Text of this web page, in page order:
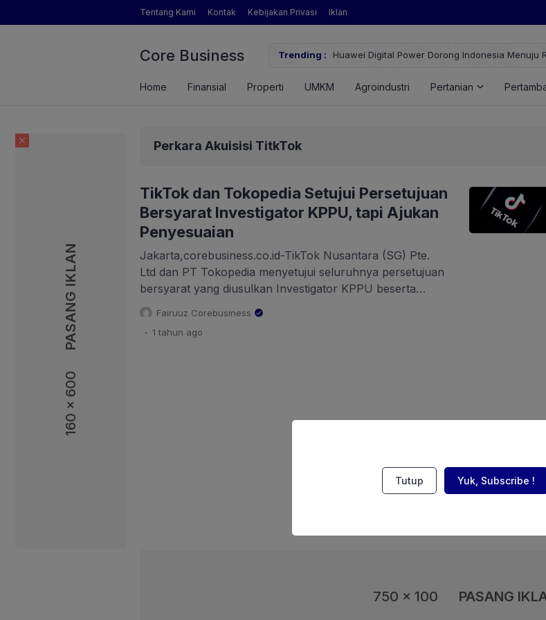
160 x 600
PASANG IKLAN
Tentang Kami Kontak Kebijakan Privasi Iklan
Core Business Trending :
Pertanian yang Dimaksud Mentan Amran?
Huawei Digital Power Dorong Indonesia Menuju
Home Finansial Properti UMKM Agroindustri Pertanian
Perkara Akuisisi TitkTok
TikTok dan Tokopedia Setujui Persetujuan
Bersyarat Investigator KPPU, tapi Ajukan
Penyesuaian
Jakarta,corebusiness.co.id-TikTok Nusantara (SG) Pte.
Ltd dan PT Tokopedia menyetujui seluruhnya persetujuan
bersyarat yang diusulkan Investigator KPPU beserta
jangka waktu pelaksanaannya. Namun demikian, kedua
penyesuaian redaksional terbatas terhadap sejumlah
Fairuuz Corebusiness
. 1 tahun ago
750 x 100 PASANG
Tutup Yuk, Subscribe !